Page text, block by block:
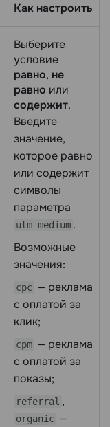
Как настроить
Выберите
условие
равно, не
равно или
содержит.
Введите
значение,
которое равно
или содержит
символы
параметра
utm_medium .
Возможные
значения:
cpc — реклама
с оплатой за
клик;
cpm — реклама
с оплатой за
показы;
referral ,
organic —